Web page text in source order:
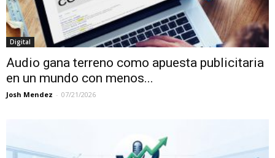
Digital
Audio gana terreno como apuesta publicitaria
en un mundo con menos...
Josh Mendez - 07/21/2026